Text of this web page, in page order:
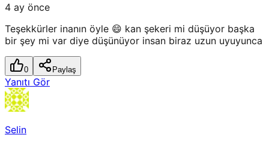
4 ay önce
Teşekkürler inanın öyle 😄 kan şekeri mi düşüyor başka
bir şey mi var diye düşünüyor insan biraz uzun uyuyunca
0 Paylaş
Yanıtı Gör
Selin